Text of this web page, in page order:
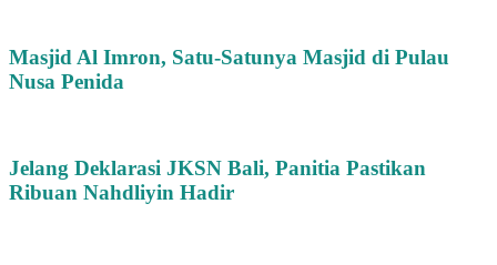
Masjid Al Imron, Satu-Satunya Masjid di Pulau
Nusa Penida
Jelang Deklarasi JKSN Bali, Panitia Pastikan
Ribuan Nahdliyin Hadir